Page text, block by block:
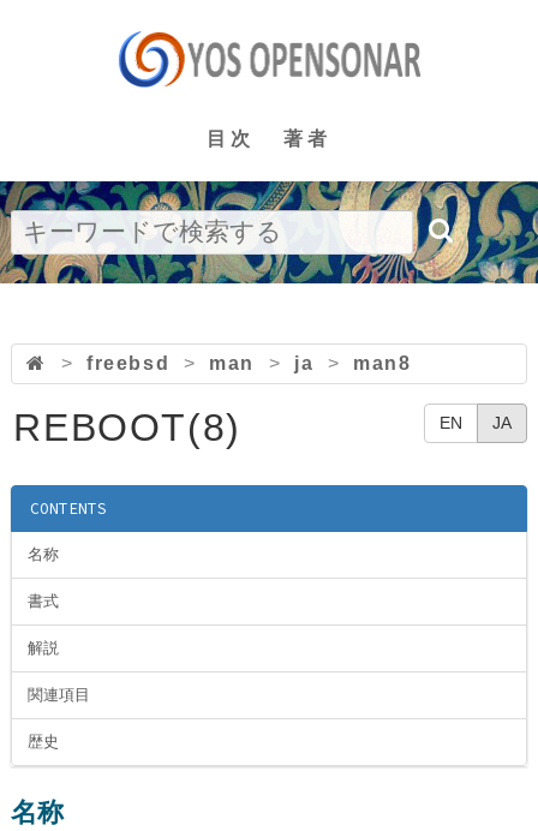
目次 著者
> freebsd > man > ja > man8
EN JA
REBOOT(8)
CONTENTS
名称
書式
解説
関連項目
歴史
名称